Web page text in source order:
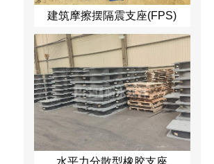
建筑摩擦摆隔震支座(FPS)
水平力分散型橡胶支座